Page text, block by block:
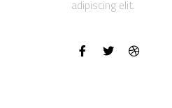
adipiscing elit.